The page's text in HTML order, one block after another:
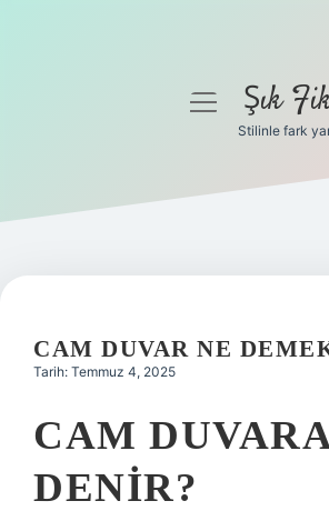
Gizlilik Politikası
Yasal Uyarı
menüyüŞık
Stilinle fark
CAM DUVAR NE
Tarih: Temmuz 4, 2025
CAM
DENIR?